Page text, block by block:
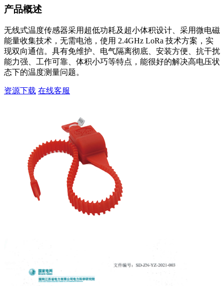
产品概述
无线式温度传感器采用超低功耗及超小体积设计、采用微电磁
能量收集技术，无需电池，使用 2.4GHz LoRa 技术方案，实
现双向通信。具有免维护、电气隔离彻底、安装方便、抗干扰
能力强、工作可靠、体积小巧等特点，能很好的解决高电压状
态下的温度测量问题。
资源下载 在线客服